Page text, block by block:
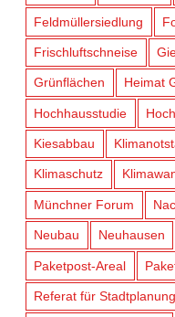
Feldmüllersiedlung
Frischluftschneise
Grünflächen Heimat
Hochhausstudie
Kiesabbau
Klimaschutz
Münchner Forum
Neubau Neuhausen
Paketpost-Areal
Referat für